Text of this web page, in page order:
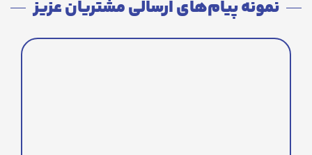
نمونه پیام‌های ارسالی مشتریان عزیز